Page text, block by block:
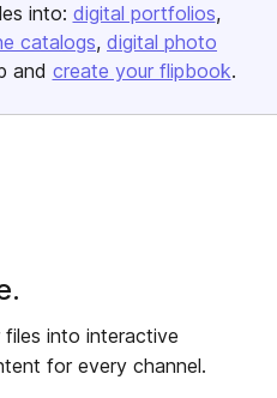
into: digital portfolios
catalogs digital photo
and create your flipbook.
files into interactive
for every channel.